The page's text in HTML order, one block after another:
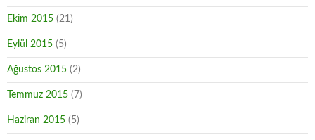
Ekim 2015 (21)
Eylül 2015 (5)
Ağustos 2015 (2)
Temmuz 2015 (7)
Haziran 2015 (5)